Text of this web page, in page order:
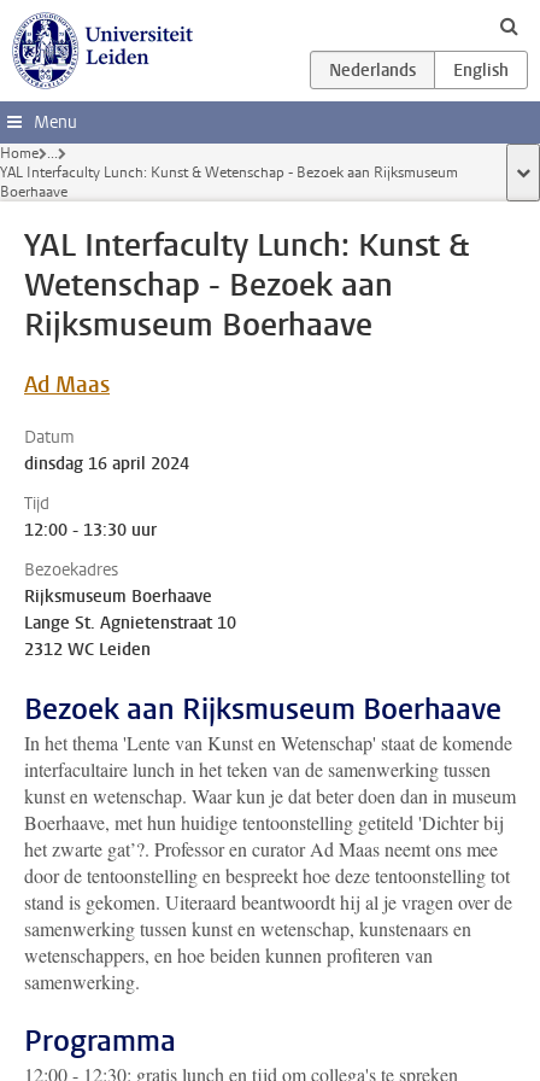
Ga direct naar de inhoud
Menu
Home ...
YAL Interfaculty Lunch: Kunst & Wetenschap - Bezoek aan Rijksmuseum
Boerhaave
YAL Interfaculty Lunch: Kunst &
Wetenschap - Bezoek aan
Rijksmuseum Boerhaave
Ad Maas
Datum
dinsdag 16 april 2024
Tijd
12:00 - 13:30 uur
Bezoekadres
Rijksmuseum Boerhaave
Lange St. Agnietenstraat 10
2312 WC Leiden
Bezoek aan Rijksmuseum Boerhaave
In het thema 'Lente van Kunst en Wetenschap' staat de komende
interfacultaire lunch in het teken van de samenwerking tussen
kunst en wetenschap. Waar kun je dat beter doen dan in museum
Boerhaave, met hun huidige tentoonstelling getiteld 'Dichter bij
het zwarte gat’?. Professor en curator Ad Maas neemt ons mee
door de tentoonstelling en bespreekt hoe deze tentoonstelling tot
stand is gekomen. Uiteraard beantwoordt hij al je vragen over de
samenwerking tussen kunst en wetenschap, kunstenaars en
wetenschappers, en hoe beiden kunnen profiteren van
samenwerking.
Programma
12:00 - 12:30: gratis lunch en tijd om collega's te spreken